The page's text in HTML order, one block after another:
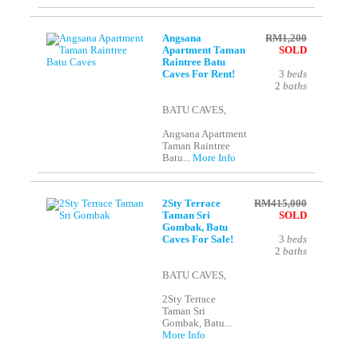
Angsana
Apartment Taman
Raintree Batu
Caves For Rent!
BATU CAVES,
Angsana Apartment
Taman Raintree
Batu...More Info
RM1,200
SOLD
3 beds
2 baths
2Sty Terrace
Taman Sri
Gombak, Batu
Caves For Sale!
BATU CAVES,
2Sty Terrace
Taman Sri
Gombak, Batu...
More Info
RM415,000
SOLD
3 beds
2 baths